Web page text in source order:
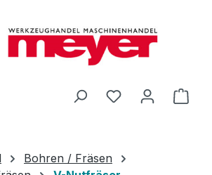
Du hast 0
Bohren / Fräsen